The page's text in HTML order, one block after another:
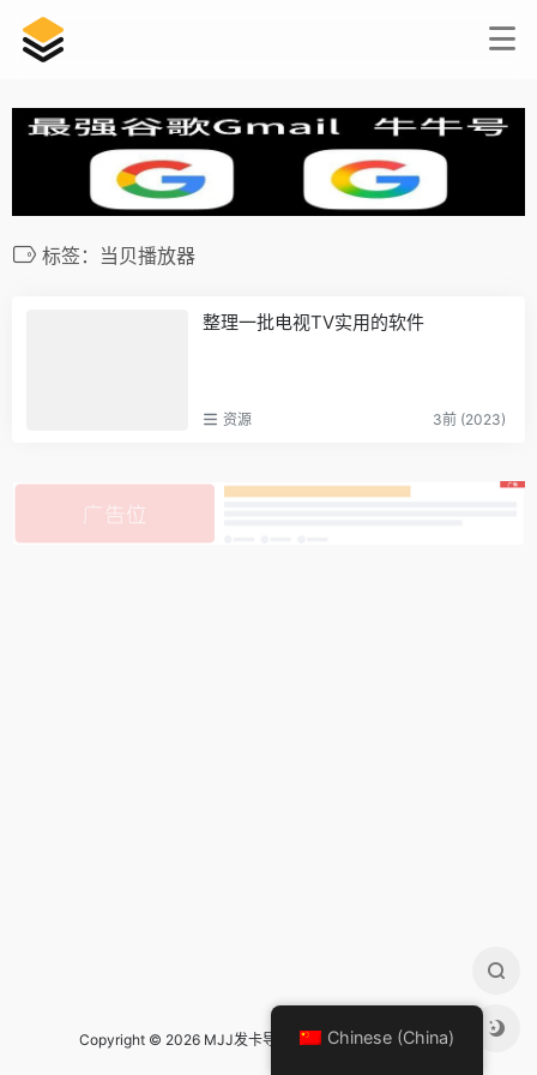
标签：当贝播放器
整理一批电视TV实用的软件
资源 3前 (2023)
Copyright © 2026 MJJ发卡导航 Design bymjj发卡导航
Chinese (China)